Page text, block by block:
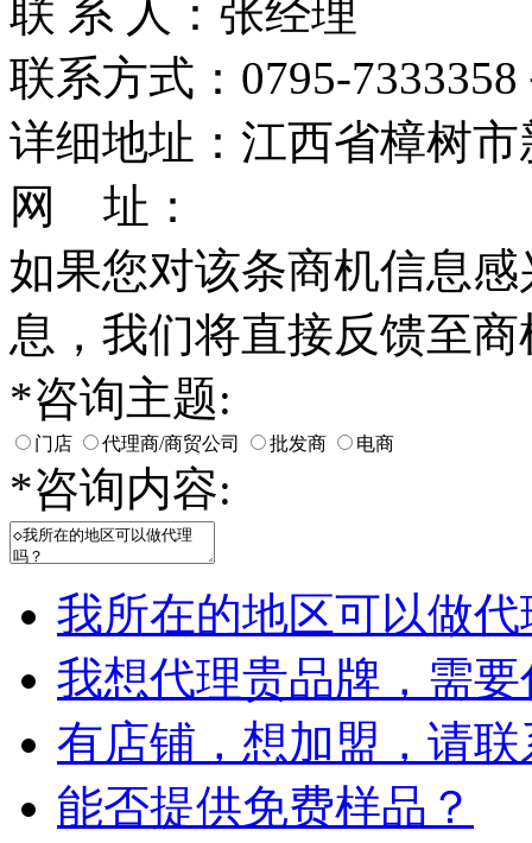
联 系 人：张经理
联系方式：0795-
详细地址：江西省樟树
网 址：
如果您对该条商机信息
息，我们将直接反馈至
*咨询主题:
门店 代理商/商贸公司 批发商 电商
*咨询内容:
我所在的地区可以做
我想代理贵品牌，需
有店铺，想加盟，请
能否提供免费样品？